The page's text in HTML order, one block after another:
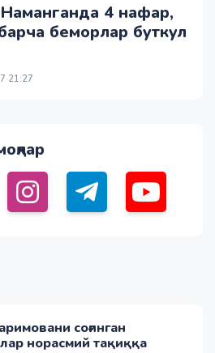
4 нафар,
беморлар буткул
21:27
соғинган
норасмий тақиққа